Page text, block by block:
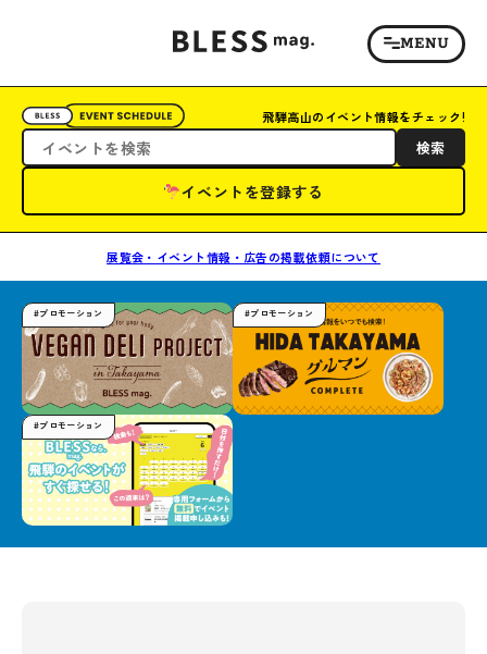
飛騨高山のイベント情報をチェック!
検索
イベントを登録する
展覧会・イベント情報・広告の掲載依頼について
#プロモーション #プロモーション
#プロモーション